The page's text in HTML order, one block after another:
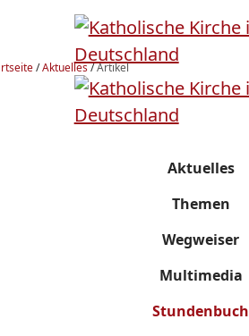
/Aktuelles/Artikel
Aktuelles
Themen
Wegweiser
Multimedia
Stundenbuch